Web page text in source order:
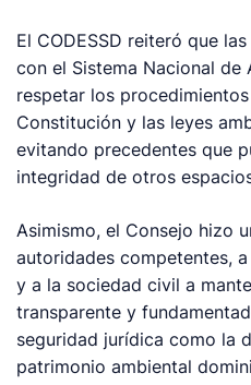
El CODESSD reiteró que
con el Sistema Nacional de
respetar los
Constitución y las leyes
evitando precedentes que
integridad de otros
Asimismo, el Consejo hizo
autoridades competentes,
y a la sociedad civil a
transparente y
seguridad jurídica como la
patrimonio ambiental